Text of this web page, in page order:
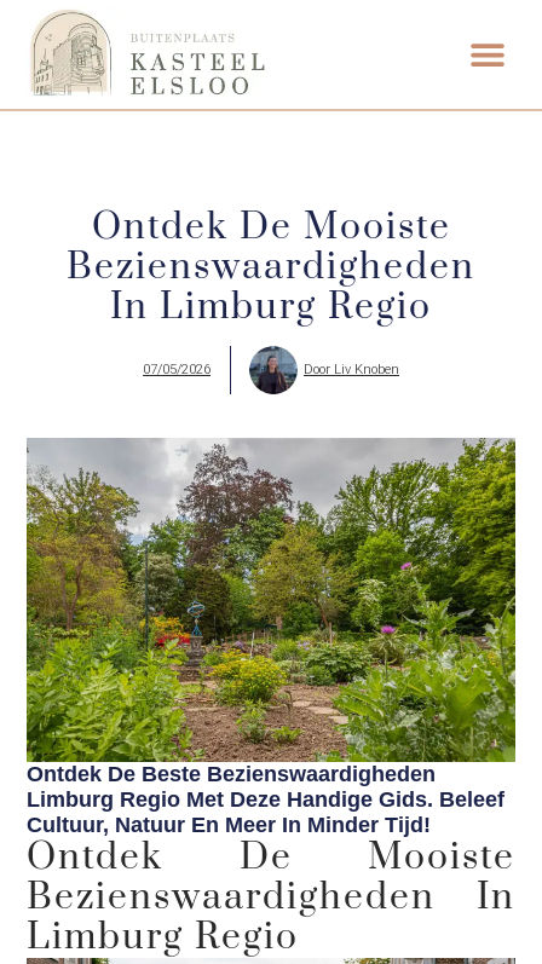
Ontdek De Mooiste
Bezienswaardigheden
In Limburg Regio
07/05/2026 Door Liv Knoben
Ontdek De Beste Bezienswaardigheden
Limburg Regio Met Deze Handige Gids. Beleef
Cultuur, Natuur En Meer In Minder Tijd!
Ontdek De Mooiste
Bezienswaardigheden In
Limburg Regio